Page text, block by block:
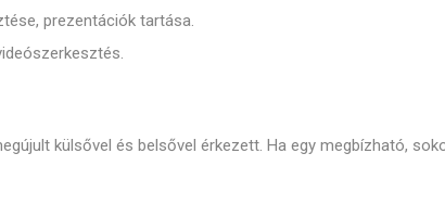
prezentációk tartása.
külsővel és belsővel érkezett. Ha egy megbízható,